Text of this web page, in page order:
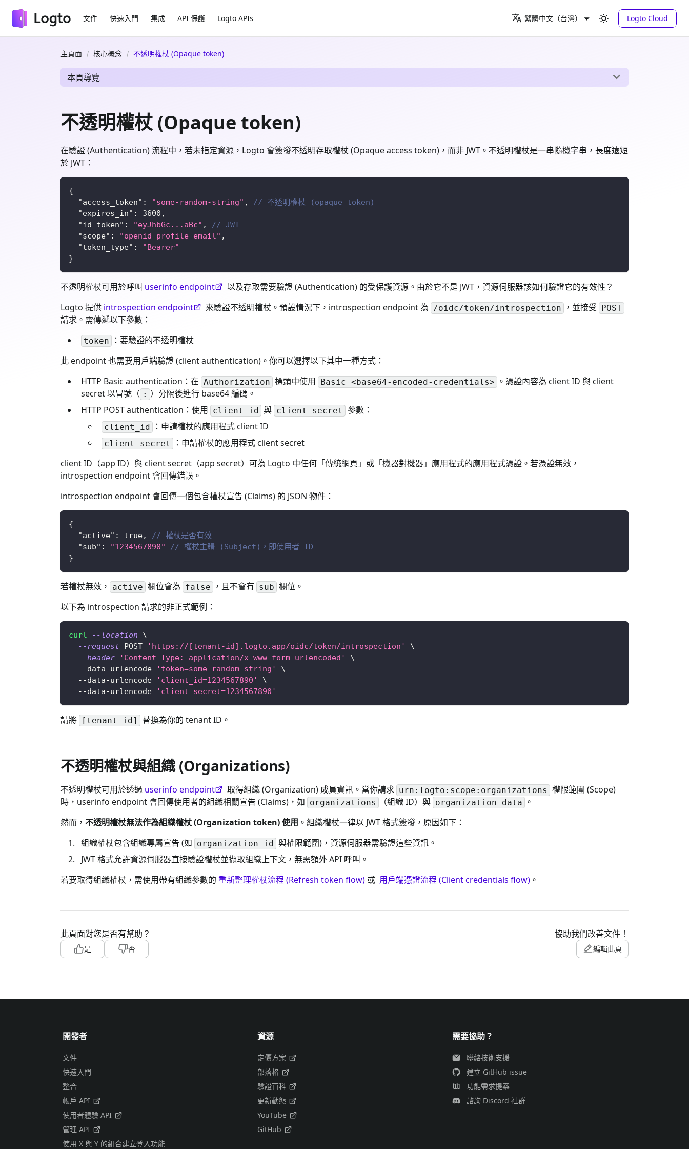
文件 快速入門 集成 API 保護 Logto APIs 繁體中文（台灣） Logto Cloud
主頁面 核心概念 不透明權杖 (Opaque token)
本頁導覽
不透明權杖 (Opaque token)
在驗證 (Authentication) 流程中，若未指定資源，Logto 會簽發不透明存取權杖 (Opaque access token)，而非 JWT。不透明權杖是一串隨機字串，長度遠短
於 JWT：
{
"access_token" : "some-random-string" ,
// 不透明權杖 (opaque token)
"expires_in" : 3600 ,
"id_token" : "eyJhbGc...aBc" ,
// JWT
"scope" : "openid profile email" ,
"token_type" :
"Bearer"
}
不透明權杖可用於呼叫 userinfo endpoint
以及存取需要驗證 (Authentication) 的受保護資源。由於它不是 JWT，資源伺服器該如何驗證它的有效性？
Logto 提供 introspection endpoint 來驗證不透明權杖。預設情況下，introspection endpoint 為 /oidc/token/introspection ，並接受 POST
請求。需傳遞以下參數：
token
：要驗證的不透明權杖
此 endpoint 也需要用戶端驗證 (client authentication)。你可以選擇以下其中一種方式：
HTTP Basic authentication：在 Authorization 標頭中使用 Basic <base64-encoded-credentials> 。憑證內容為 client ID 與 client
secret 以冒號（ : ）分隔後進行 base64 編碼。
HTTP POST authentication：使用 client_id 與 client_secret 參數：
client_id ：申請權杖的應用程式 client ID
client_secret
：申請權杖的應用程式 client secret
client ID（app ID）與 client secret（app secret）可為 Logto 中任何「傳統網頁」或「機器對機器」應用程式的應用程式憑證。若憑證無效，
introspection endpoint 會回傳錯誤。
introspection endpoint 會回傳一個包含權杖宣告 (Claims) 的 JSON 物件：
{
"active" : true,
// 權杖是否有效
"sub" : "1234567890"
// 權杖主體 (Subject)，即使用者 ID
}
若權杖無效， active 欄位會為 false ，且不會有 sub 欄位。
以下為 introspection 請求的非正式範例：
curl --location
\
--request POST 'https://[tenant-id].logto.app/oidc/token/introspection'
\
--header
'Content-Type: application/x-www-form-urlencoded'
\
  --data-urlencode
'token=some-random-string'
\
  --data-urlencode
'client_id=1234567890'
\
  --data-urlencode
'client_secret=1234567890'
請將 [tenant-id] 替換為你的 tenant ID。
不透明權杖與組織 (Organizations)
不透明權杖可用於透過 userinfo endpoint 取得組織 (Organization) 成員資訊。當你請求 urn:logto:scope:organizations 權限範圍 (Scope)
時，userinfo endpoint 會回傳使用者的組織相關宣告 (Claims)，如 organizations （組織 ID）與 organization_data 。
然而， 不透明權杖無法作為組織權杖 (Organization token) 使用 。組織權杖一律以 JWT 格式簽發，原因如下：
組織權杖包含組織專屬宣告 (如 organization_id 與權限範圍)，資源伺服器需驗證這些資訊。
JWT 格式允許資源伺服器直接驗證權杖並擷取組織上下文，無需額外 API 呼叫。
若要取得組織權杖，需使用帶有組織參數的 重新整理權杖流程 (Refresh token flow) 或 用戶端憑證流程 (Client credentials flow) 。
此頁面對您是否有幫助？
是 否
協助我們改善文件！
編輯此頁
開發者
文件
快速入門
整合
帳戶 API
使用者體驗 API
管理 API
使用 X 與 Y 的組合建立登入功能
資源
定價方案
部落格
驗證百科
更新動態
YouTube
GitHub
需要協助？
聯絡技術支援
建立 GitHub issue
功能需求提案
諮詢 Discord 社群